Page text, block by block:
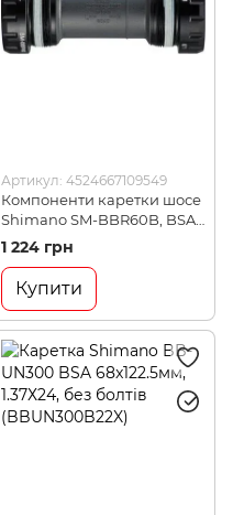
Артикул: 4524667109549
Компоненти каретки шосе
Shimano SM-BBR60B, BSA
(SMBBR60B)
1 224 грн
Купити